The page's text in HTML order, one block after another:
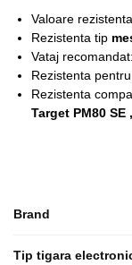
Valoare
Rezistenta tip
Vataj recomandat:
Rezistenta pentru
Rezistenta
Target PM80 SE
Brand
Tip tigara